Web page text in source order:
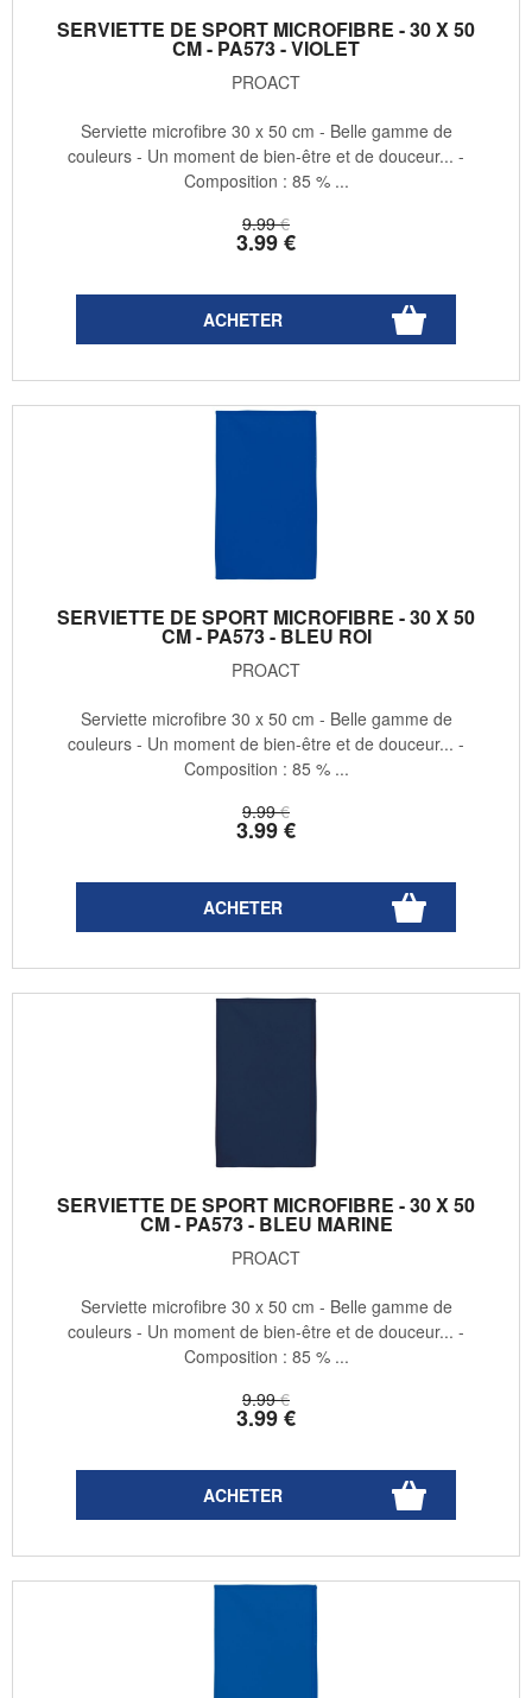
SERVIETTE DE SPORT MICROFIBRE - 30 X 50
CM - PA573 - VIOLET
PROACT
9.99 €
3.99€
Serviette microfibre 30 x 50 cm - Belle gamme de
couleurs - Un moment de bien-être et de douceur... -
Composition : 85 % ...
SERVIETTE DE SPORT MICROFIBRE - 30 X 50
CM - PA573 - BLEU ROI
PROACT
9.99 €
3.99€
Serviette microfibre 30 x 50 cm - Belle gamme de
couleurs - Un moment de bien-être et de douceur... -
Composition : 85 % ...
SERVIETTE DE SPORT MICROFIBRE - 30 X 50
CM - PA573 - BLEU MARINE
PROACT
9.99 €
3.99€
Serviette microfibre 30 x 50 cm - Belle gamme de
couleurs - Un moment de bien-être et de douceur... -
Composition : 85 % ...